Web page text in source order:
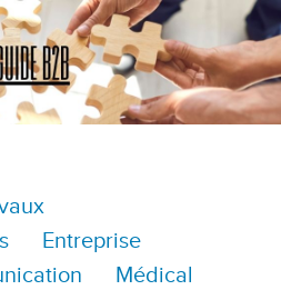
Entreprise
Médical